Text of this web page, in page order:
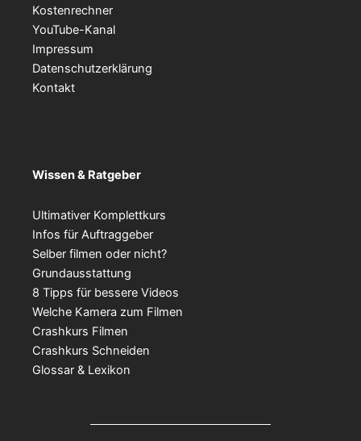
Kostenrechner
YouTube-Kanal
Impressum
Datenschutzerklärung
Kontakt
Wissen & Ratgeber
Ultimativer Komplettkurs
Infos für Auftraggeber
Selber filmen oder nicht?
Grundausstattung
8 Tipps für bessere Videos
Welche Kamera zum Filmen
Crashkurs Filmen
Crashkurs Schneiden
Glossar & Lexikon